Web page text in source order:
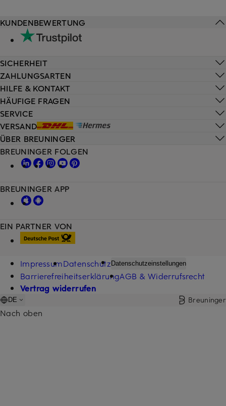
HILFE & KONTAKT
HÄUFIGE FRAGEN
SERVICE
VERSAND
KUNDENBEWERTUNG
SICHERHEIT
ZAHLUNGSARTEN
ÜBER BREUNINGER
EIN PARTNER VON
BREUNINGER FOLGEN
BREUNINGER APP
ImpressumDatenschutz Datenschutzeinstellungen
BarrierefreiheitserklärungAGB & Widerrufsrecht
Vertrag widerrufen
DE Breuninger
Nach oben